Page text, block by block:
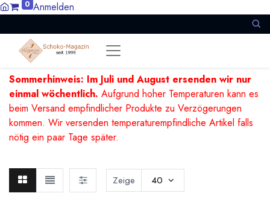
0 Anmelden
Sommerhinweis: Im Juli und August ersenden wir nur
einmal wöchentlich. Aufgrund hoher Temperaturen kann es
beim Versand empfindlicher Produkte zu Verzögerungen
kommen. Wir versenden temperaturempfindliche Artikel falls
nötig ein paar Tage später.
Zeige 40